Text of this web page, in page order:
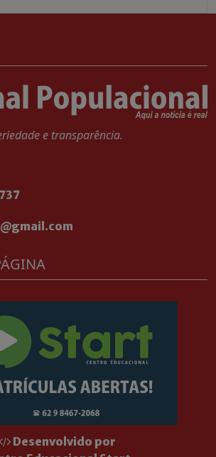
e transparência.
Desenvolvido por